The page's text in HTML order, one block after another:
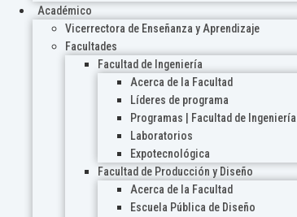
Académico
Vicerrectora de Enseñanza y Aprendizaje
Facultades
Facultad de Ingeniería
Acerca de la Facultad
Líderes de programa
Programas | Facultad de Ingeniería
Laboratorios
Expotecnológica
Facultad de Producción y Diseño
Acerca de la Facultad
Escuela Pública de Diseño